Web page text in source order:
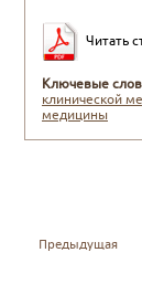
Читать
Ключевые
клинической
медицины
Предыдущая